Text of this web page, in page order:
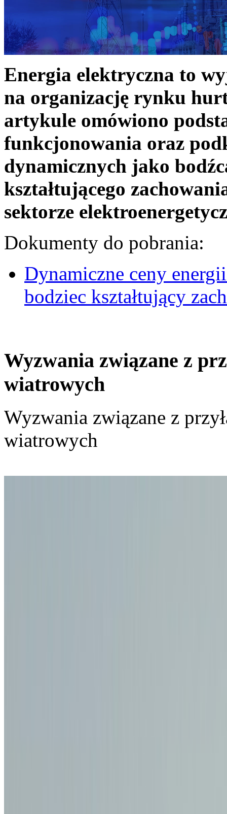
Energia elektryczna to
na organizację rynku
artykule omówiono
funkcjonowania oraz
dynamicznych jako
kształtującego
sektorze
Dokumenty do pobrania:
Dynamiczne ceny
bodziec kształtujący
Wyzwania związane z
wiatrowych
Wyzwania związane z
wiatrowych